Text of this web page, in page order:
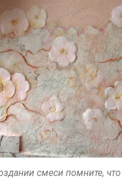
смеси помните, что